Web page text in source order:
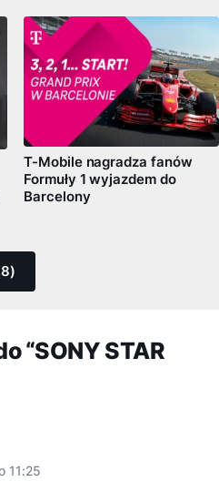
T-Mobile nagradza fanów
Formuły 1 wyjazdem do
Barcelony
“SONY STAR
11:25